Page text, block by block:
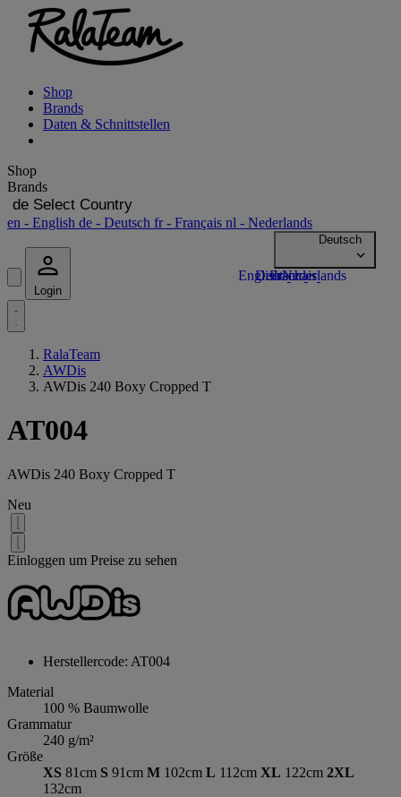
Shop
Brands
Daten & Schnittstellen
Shop
Brands
de Select Country
en - English de - Deutsch fr- Français nl - Nederlands
Login
RalaTeam
AWDis
AWDis 240 Boxy Cropped T
AT004
AWDis 240 Boxy Cropped T
Neu
Einloggen um Preise zu sehen
Herstellercode: AT004
Material
100 % Baumwolle
Grammatur
240 g/m²
Größe
XS 81cm S 91cm M 102cm L 112cm XL 122cm 2XL
132cm